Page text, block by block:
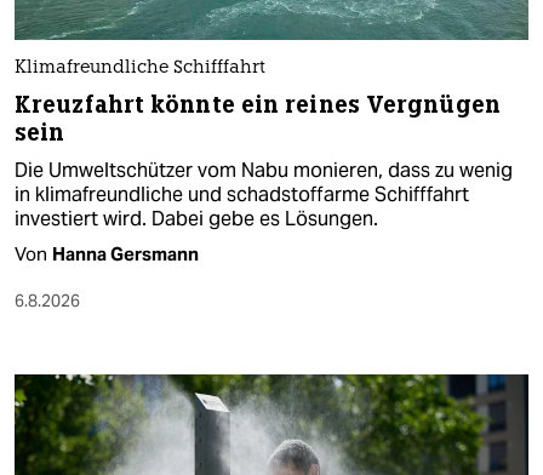
Klimafreundliche Schifffahrt
Kreuzfahrt könnte ein reines Vergnügen
sein
Die Umweltschützer vom Nabu monieren, dass zu wenig
in klimafreundliche und schadstoffarme Schifffahrt
investiert wird. Dabei gebe es Lösungen.
Von Hanna Gersmann
6.8.2026